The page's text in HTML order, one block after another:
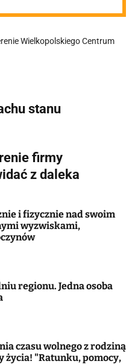
z
Wielkopolskiego Centrum
stanu
firmy
z daleka
i fizycznie nad swoim
wyzwiskami,
regionu. Jedna osoba
czasu wolnego z rodziną
życia! "Ratunku, pomocy,